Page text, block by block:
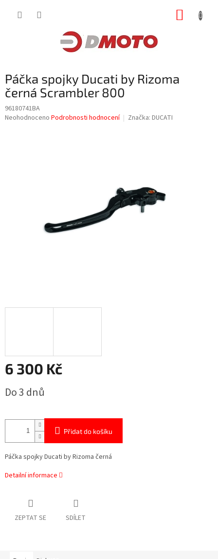
Páčka spojky Ducati by Rizoma
černá Scrambler 800
96180741BA
Průměrné
Neohodnoceno Podrobnosti hodnocení Značka: DUCATI
6 300 Kč
cena:
Do 3 dnů
Přidat do košíku
Páčka spojkyDucati by Rizoma černá
Detailní informace
ZEPTAT SE SDÍLET